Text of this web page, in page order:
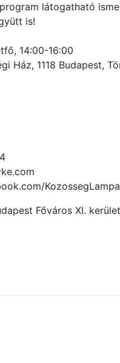
látogatható
is!
14:00-16:00
Ház, 1118 Budapest,
Főváros XI.